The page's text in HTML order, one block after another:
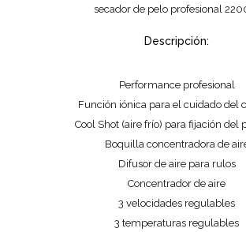
secador de pelo profesional
Descripción:
Performance profesional
Función iónica para el cuidado del
Cool Shot (aire frío) para fijación del
Boquilla concentradora de
Difusor de aire para rulos
Concentrador de aire
3 velocidades regulables
3 temperaturas regulables